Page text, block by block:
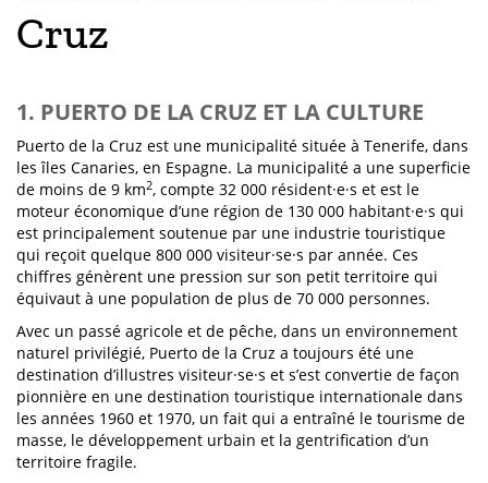
Cruz
1. PUERTO DE LA CRUZ ET LA CULTURE
Puerto de la Cruz est une municipalité située à Tenerife, dans
les îles Canaries, en Espagne. La municipalité a une superficie
de moins de 9 km2, compte 32 000 résident·e·s et est le
moteur économique d’une région de 130 000 habitant·e·s qui
est principalement soutenue par une industrie touristique
qui reçoit quelque 800 000 visiteur·se·s par année. Ces
chiffres génèrent une pression sur son petit territoire qui
équivaut à une population de plus de 70 000 personnes.
Avec un passé agricole et de pêche, dans un environnement
naturel privilégié, Puerto de la Cruz a toujours été une
destination d’illustres visiteur·se·s et s’est convertie de façon
pionnière en une destination touristique internationale dans
les années 1960 et 1970, un fait qui a entraîné le tourisme de
masse, le développement urbain et la gentrification d’un
territoire fragile.